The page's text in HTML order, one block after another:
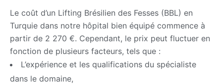
Le coût d’un Lifting Brésilien des Fesses (BBL) en
Turquie dans notre hôpital bien équipé commence à
partir de 2 270 €. Cependant, le prix peut fluctuer en
fonction de plusieurs facteurs, tels que :
L’expérience et les qualifications du spécialiste
dans le domaine,